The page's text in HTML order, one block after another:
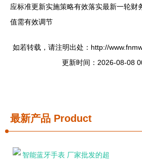
应标准更新实施策略有效落实最新一轮财
值需有效调节
如若转载，请注明出处：http://
更新时间：2026-08-08
最新产品 Product